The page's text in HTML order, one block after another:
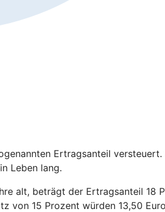
Ertragsanteil
Leben lang.
alt, beträgt der Ertragsanteil 18
von 15 Prozent würden 13,50